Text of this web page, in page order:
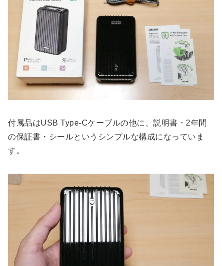
付属品はUSB Type-Cケーブルの他に、説明書・2年間
の保証書・シールというシンプルな構成になっていま
す。